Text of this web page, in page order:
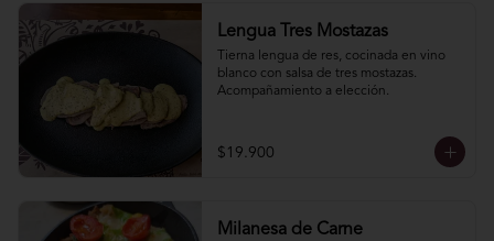
Lengua Tres Mostazas
Tierna lengua de res, cocinada en vino
blanco con salsa de tres mostazas.
Acompañamiento a elección.
$19.900
Milanesa de Carne